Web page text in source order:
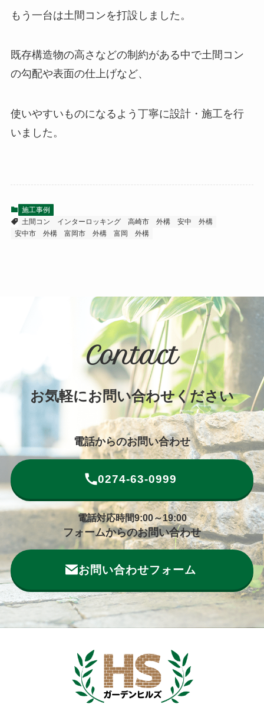
もう一台は土間コンを打設しました。
既存構造物の高さなどの制約がある中で土間コン
の勾配や表面の仕上げなど、
使いやすいものになるよう丁寧に設計・施工を行
いました。
施工事例
土間コン
インターロッキング 高崎市 外構
安中 外構
安中市 外構
富岡市 外構 富岡 外構
Contact
お気軽にお問い合わせください
電話からのお問い合わせ
0274-63-0999
電話対応時間9:00～19:00
フォームからのお問い合わせ
お問い合わせフォーム